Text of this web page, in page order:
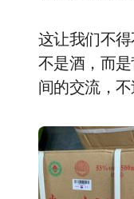
这让我们不
不是酒，而
间的交流，